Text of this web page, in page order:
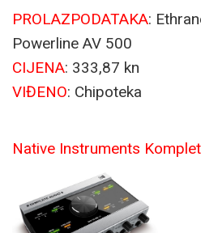
PROLAZPODATAKA:
Powerline AV 500
CIJENA: 333,87 kn
VIĐENO: Chipoteka
Native Instruments